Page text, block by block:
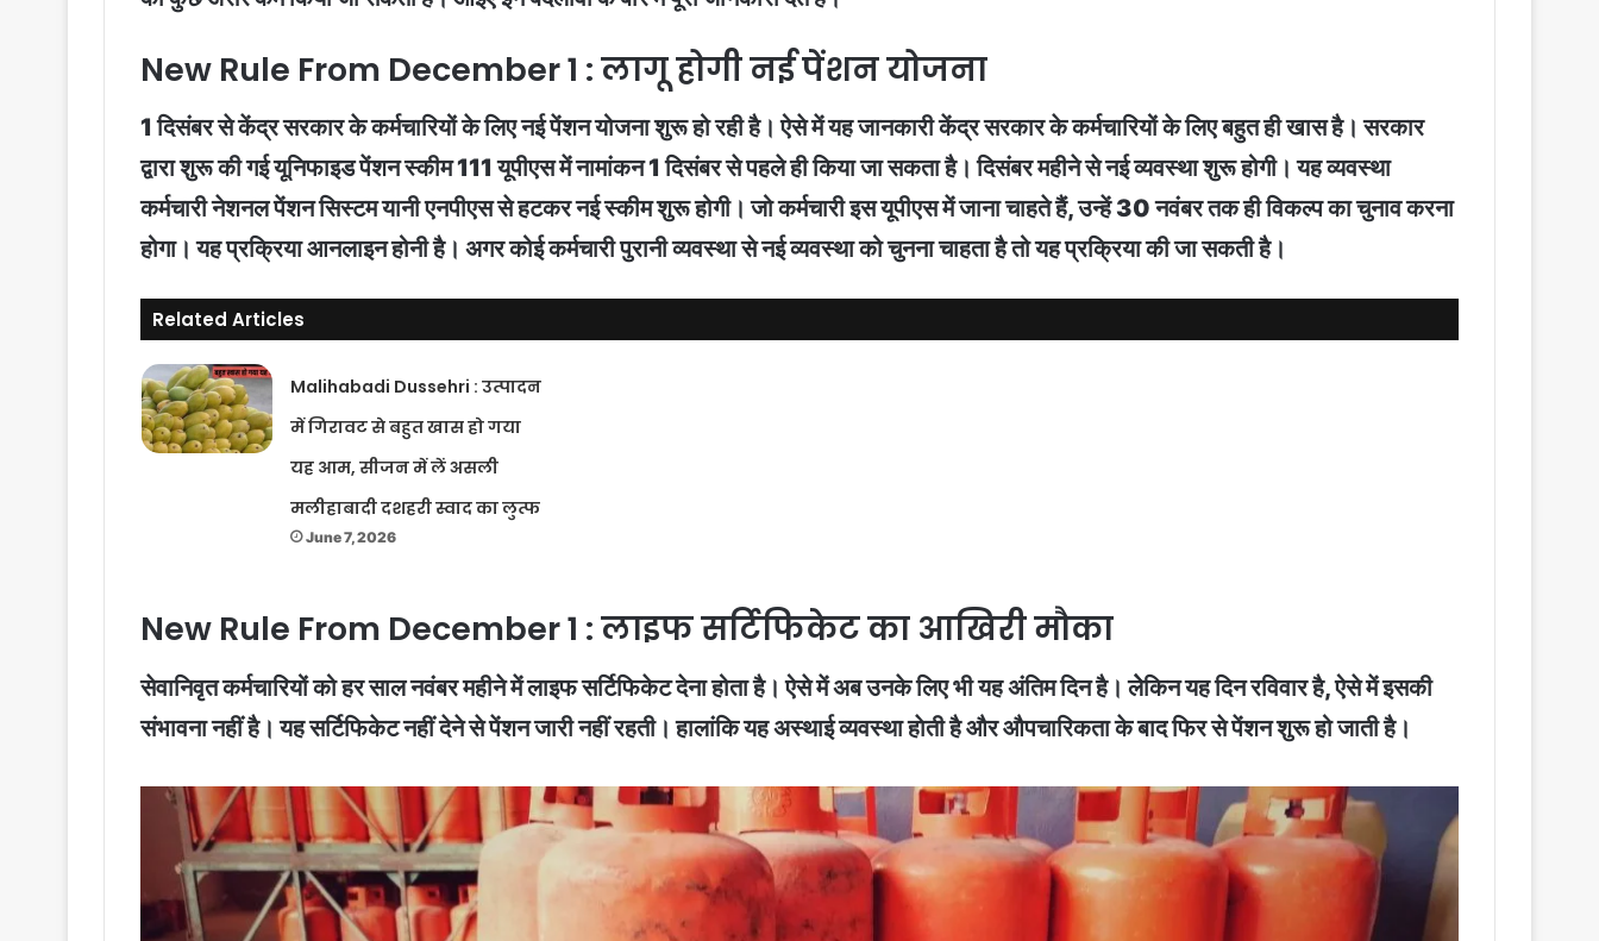
New Rule From December 1 : लागू होगी नई पेंशन योजना
1 दिसंबर से केंद्र सरकार के कर्मचारियों के लिए नई पेंशन योजना शुरू हो रही है। ऐसे में यह जानकारी केंद्र सरकार के कर्मचारियों के लिए बहुत ही खास है। सरकार
द्वारा शुरू की गई यूनिफाइड पेंशन स्कीम 111 यूपीएस में नामांकन 1 दिसंबर से पहले ही किया जा सकता है। दिसंबर महीने से नई व्यवस्था शुरू होगी। यह व्यवस्था
कर्मचारी नेशनल पेंशन सिस्टम यानी एनपीएस से हटकर नई स्कीम शुरू होगी। जो कर्मचारी इस यूपीएस में जाना चाहते हैं, उन्हें 30 नवंबर तक ही विकल्प का चुनाव करना
होगा। यह प्रक्रिया आनलाइन होनी है। अगर कोई कर्मचारी पुरानी व्यवस्था से नई व्यवस्था को चुनना चाहता है तो यह प्रक्रिया की जा सकती है।
Related Articles
Malihabadi Dussehri : उत्पादन
में गिरावट से बहुत खास हो गया
यह आम, सीजन में लें असली
मलीहाबादी दशहरी स्वाद का लुत्फ
June 7, 2026
New Rule From December 1 : लाइफ सर्टिफिकेट का आखिरी मौका
सेवानिवृत कर्मचारियों को हर साल नवंबर महीने में लाइफ सर्टिफिकेट देना होता है। ऐसे में अब उनके लिए भी यह अंतिम दिन है। लेेकिन यह दिन रविवार है, ऐसे में इसकी
संभावना नहीं है। यह सर्टिफिकेट नहीं देने से पेंशन जारी नहीं रहती। हालांकि यह अस्थाई व्यवस्था हाेती है और औपचारिकता के बाद फिर से पेंशन शुरू हो जाती है।